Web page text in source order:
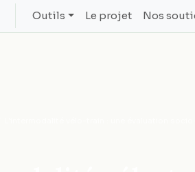
Outils Le projet Nos